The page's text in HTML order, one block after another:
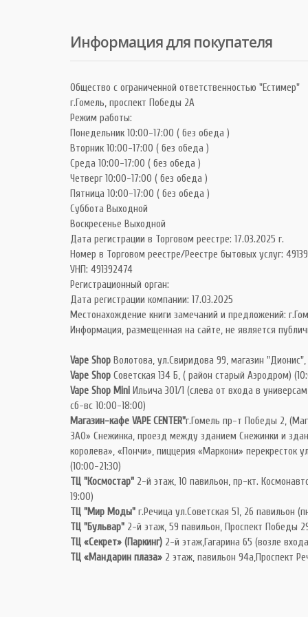
Информация для покупателя
Общество с ограниченной ответственностью "Естимер"
г.Гомель, проспект Победы 2А
Режим работы:
Понедельник 10:00-17:00 ( без обеда )
Вторник 10:00-17:00 ( без обеда )
Среда 10:00-17:00 ( без обеда )
Четверг 10:00-17:00 ( без обеда )
Пятница 10:00-17:00 ( без обеда )
Суббота Выходной
Воскресенье Выходной
Дата регистрации в Торговом реестре: 17.03.2025 г.
Номер в Торговом реестре/Реестре бытовых услуг:
УНП: 491392474
Регистрационный орган:
Дата регистрации компании: 17.03.2025
Местонахождение книги замечаний и предложений:
Информация, размещенная на сайте, не является
Vape Shop Волотова, ул.Свиридова 99, магазин
Vape Shop Советская 134 Б, ( район старый Аэродром)
Vape Shop Mini Ильича 301/1 (слева от входа в
сб-вс 10:00-18:00)
Магазин-кафе VAPE CENTER"г.Гомель пр-т Победы 2,
ЗАО» Снежинка, проезд между зданием Снежинки и
королева», «Пончи», пиццерия «Маркони» перекресток
(10:00-21:30)
ТЦ "Космостар" 2-й этаж, 10 павильон, пр-кт.
19:00)
ТЦ "Мир Моды" г.Речица ул.Советская 51, 26 павильон
ТЦ "Бульвар" 2-й этаж, 59 павильон, Проспект Победы
ТЦ «Секрет» (Паркинг) 2-й этаж,Гагарина 65 (возле
ТЦ «Мандарин плаза» 2 этаж, павильон 94а,Проспект